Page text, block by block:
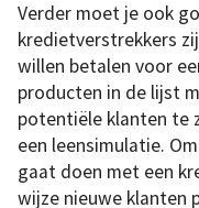
Verder moet je ook
kredietverstrekkers
willen betalen voor
producten in de lijst
potentiële klanten te
een leensimulatie.
gaat doen met een
wijze nieuwe klanten